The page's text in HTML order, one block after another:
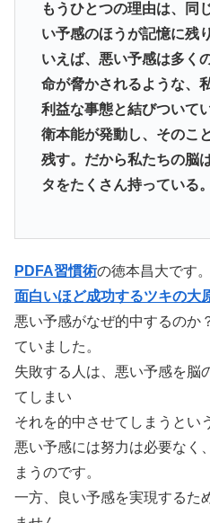
もうひとつの理由は、同
い予感のほうが記憶に残
いえば、悪い予感は多く
命が脅かされるような、
利益な事態と結びついて
衛本能が発動し、そのこ
残す。だから私たちの脳
タをたくさん持っている。
PDFA習慣術の徳本昌大です。
面白いほど成功するツキの大
悪い予感がなぜ的中するのか
ていました。
失敗する人は、悪い予感を脳
てしまい
それを的中させてしまうとい
悪い予感には努力は必要なく
まうのです。
一方、良い予感を実現するた